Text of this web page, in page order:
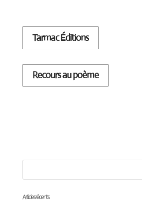
Tarmac Éditions
Recours au poème
Articles récents